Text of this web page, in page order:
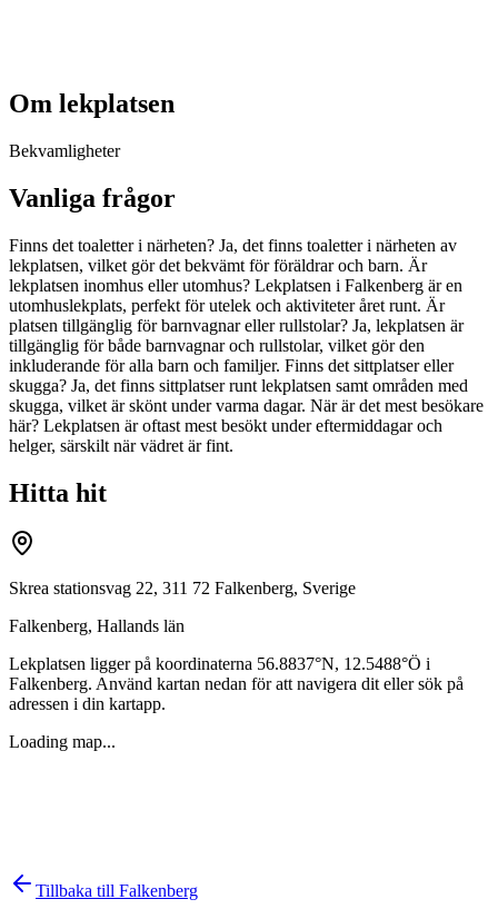
Om lekplatsen
Bekvamligheter
Vanliga frågor
Finns det toaletter i närheten? Ja, det finns toaletter i närheten av
lekplatsen, vilket gör det bekvämt för föräldrar och barn. Är
lekplatsen inomhus eller utomhus? Lekplatsen i Falkenberg är en
utomhuslekplats, perfekt för utelek och aktiviteter året runt. Är
platsen tillgänglig för barnvagnar eller rullstolar? Ja, lekplatsen är
tillgänglig för både barnvagnar och rullstolar, vilket gör den
inkluderande för alla barn och familjer. Finns det sittplatser eller
skugga? Ja, det finns sittplatser runt lekplatsen samt områden med
skugga, vilket är skönt under varma dagar. När är det mest besökare
här? Lekplatsen är oftast mest besökt under eftermiddagar och
helger, särskilt när vädret är fint.
Hitta hit
Skrea stationsvag 22, 311 72 Falkenberg, Sverige
Falkenberg, Hallands län
Lekplatsen ligger på koordinaterna 56.8837°N, 12.5488°Ö i
Falkenberg. Använd kartan nedan för att navigera dit eller sök på
adressen i din kartapp.
Loading map...
Tillbaka till Falkenberg